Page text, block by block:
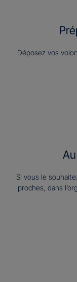
Déposez vos
Si vous le
proches, dans